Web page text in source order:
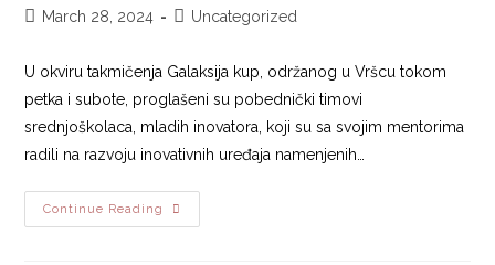
March 28, 2024
Uncategorized
U okviru takmičenja Galaksija kup, održanog u Vršcu tokom
petka i subote, proglašeni su pobednički timovi
srednjoškolaca, mladih inovatora, koji su sa svojim mentorima
radili na razvoju inovativnih uređaja namenjenih…
Continue Reading